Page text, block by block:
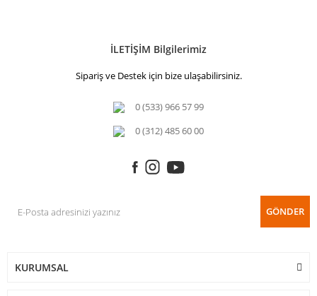
İLETİŞİM Bilgilerimiz
Sipariş ve Destek için bize ulaşabilirsiniz.
0 (533) 966 57 99
0 (312) 485 60 00
GÖNDER
KURUMSAL